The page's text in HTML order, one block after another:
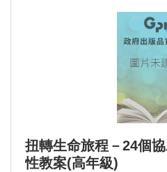
扭轉生命旅程－24個
性教案(高年級)